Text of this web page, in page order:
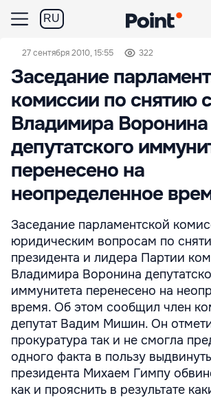
RU
27 сентября 2010, 15:55 322
Заседание
комиссии по снятию с
Владимира Воронина
депутатского
перенесено на
неопределенное
Заседание парламентской
юридическим вопросам по
президента и лидера Партии
Владимира Воронина
иммунитета перенесено на
время. Об этом сообщил член
депутат Вадим Мишин. Он
прокуратура так и не смогла
одного факта в пользу
президента Михаем Гимпу
как и прояснить в результате